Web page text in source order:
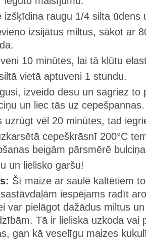
izšķīdina raugu 1/4 silta ūdens
izsijātus miltus, sākot ar
10 minūtes, lai tā kļūtu
vietā aptuveni 1 stundu.
izveido desu un sagriez
un liec tās uz cepešpannas.
uzrūgt vēl 20 minūtes, tad
cepeškrāsnī 200°C
beigām pārsmērē
un lielisko garšu!
Šī maize ar saulē kaltētiem
iespējams radīt
var pielāgot dažādus miltus
Tā ir lieliska uzkoda
gan kā veselīgu maizes